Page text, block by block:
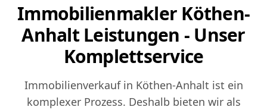
Immobilienmakler Köthen-
Anhalt Leistungen - Unser
Komplettservice
Immobilienverkauf in Köthen-Anhalt ist ein
komplexer Prozess. Deshalb bieten wir als